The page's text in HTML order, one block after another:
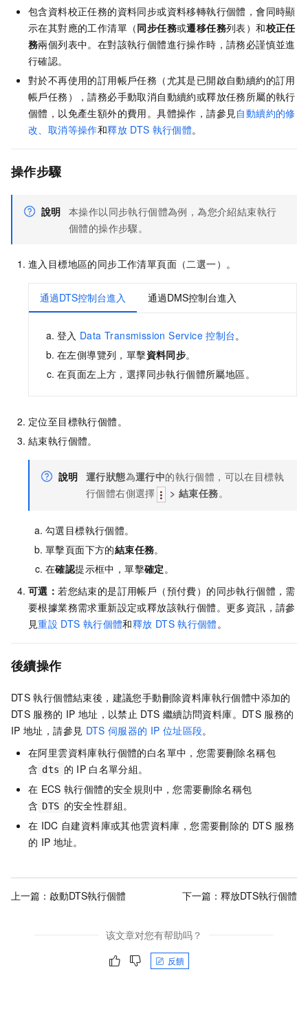
包含資料校正任務的資料同步或資料移轉執行個體，會同時顯
示在其對應的工作清單（同步任務或遷移任務列表）和校正任
務兩個列表中。在對該執行個體進行操作時，請務必謹慎並進
行確認。
對於不再使用的訂用帳戶任務（尤其是已開啟自動續約的訂用
帳戶任務），請務必手動取消自動續約或釋放任務所屬的執行
個體，以免產生額外的費用。具體操作，請參見自動續約的修
改、取消等操作和釋放 DTS 執行個體。
操作步驟
說明 本操作以同步執行個體為例，為您介紹結束執行
個體的操作步驟。
進入目標地區的同步工作清單頁面（二選一）。
通過DTS控制台進入 通過DMS控制台進入
登入 Data Transmission Service 控制台。
在左側導覽列，單擊資料同步。
在頁面左上方，選擇同步執行個體所屬地區。
定位至目標執行個體。
結束執行個體。
說明 運行狀態為運行中的執行個體，可以在目標執
行個體右側選擇
>結束任務。
勾選目標執行個體。
單擊頁面下方的結束任務。
在確認提示框中，單擊確定。
可選：若您結束的是訂用帳戶（預付費）的同步執行個體，需
要根據業務需求重新設定或釋放該執行個體。更多資訊，請參
見重設 DTS 執行個體和釋放 DTS 執行個體。
後續操作
DTS 執行個體結束後，建議您手動刪除資料庫執行個體中添加的
DTS 服務的 IP 地址，以禁止 DTS 繼續訪問資料庫。DTS 服務的
IP 地址，請參見 DTS 伺服器的 IP 位址區段。
在阿里雲資料庫執行個體的白名單中，您需要刪除名稱包
含 dts 的 IP 白名單分組。
在 ECS 執行個體的安全規則中，您需要刪除名稱包
含 DTS 的安全性群組。
在 IDC 自建資料庫或其他雲資料庫，您需要刪除的 DTS 服務
的 IP 地址。
上一篇： 啟動DTS執行個體 下一篇： 釋放DTS執行個體
该文章对您有帮助吗？
反饋